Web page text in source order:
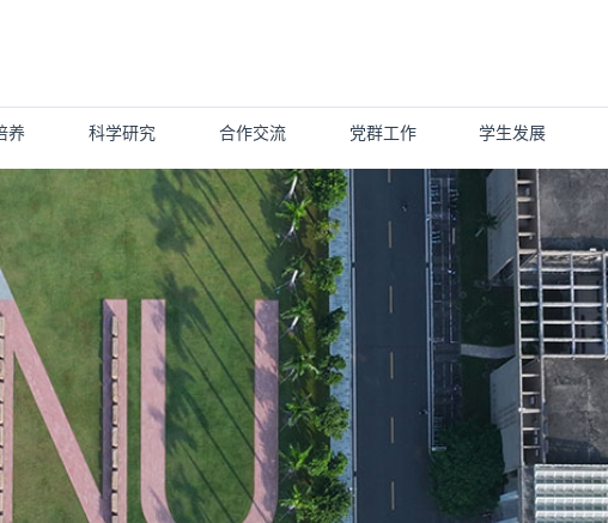
养 科学研究 合作交流 党群工作 学生发展